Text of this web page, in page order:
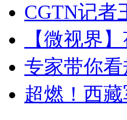
CGTN记者
【微视界
专家带你
超燃！西